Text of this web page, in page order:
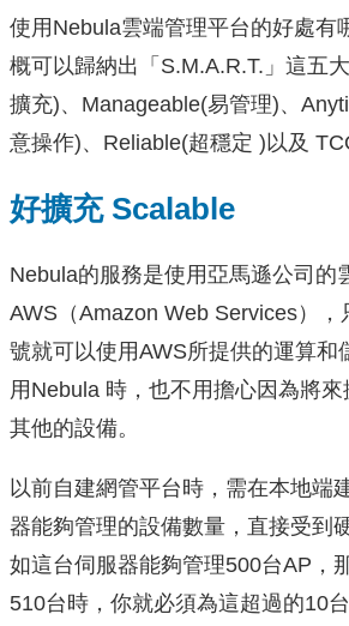
使用Nebula雲端管理平台的好處有
概可以歸納出「S.M.A.R.T.」這五
擴充)、Manageable(易管理)、
意操作)、Reliable(超穩定 )以及
好擴充 Scalable
Nebula的服務是使用亞馬遜公司的
AWS（Amazon Web Services），
號就可以使用AWS所提供的運算和
用Nebula 時，也不用擔心因為將
其他的設備。
以前自建網管平台時，需在本地端
器能夠管理的設備數量，直接受到
如這台伺服器能夠管理500台AP，
510台時，你就必須為這超過的10